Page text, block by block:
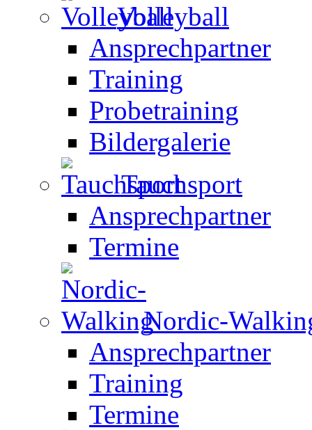
Volleyball
Ansprechpartner
Training
Probetraining
Bildergalerie
Tauchsport
Ansprechpartner
Termine
Nordic-
Ansprechpartner
Training
Termine